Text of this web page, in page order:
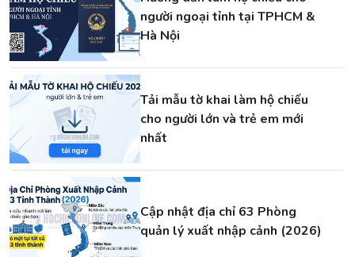
người ngoại tỉnh tại TPHCM &
Hà Nội
Tải mẫu tờ khai làm hộ chiếu
cho người lớn và trẻ em mới
nhất
Cập nhật địa chỉ 63 Phòng
quản lý xuất nhập cảnh (2026)